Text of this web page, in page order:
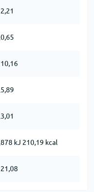
2,21
0,65
10,16
5,89
3,01
878 kJ 210,19 kcal
21,08